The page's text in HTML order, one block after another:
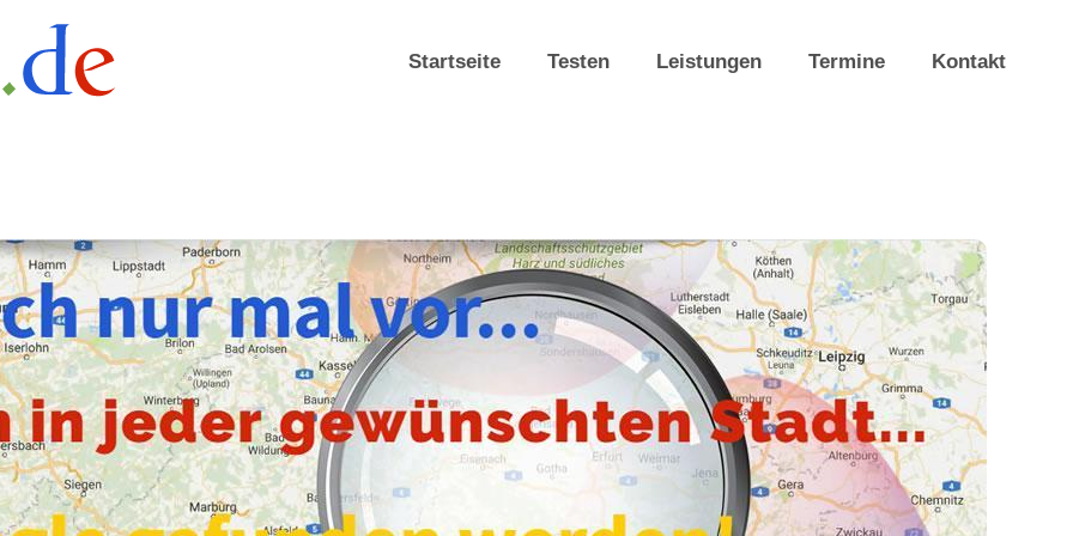
Startseite Testen Leistungen Termine Kontakt